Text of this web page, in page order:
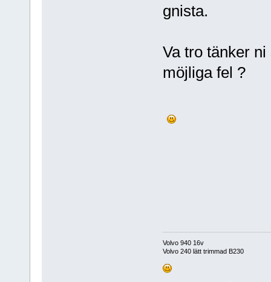
gnista.
Va tro tänker
möjliga fel ?
Volvo 940 16v
Volvo 240 lätt trimmad B230